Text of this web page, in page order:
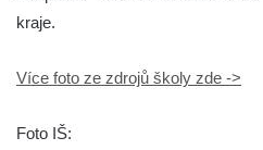
kraje.
Více foto ze zdrojů školy zde ->
Foto IŠ: